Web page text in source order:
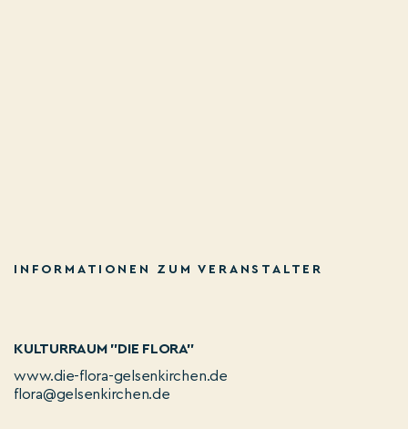
INFORMATIONEN ZUM VERANSTALTER
KULTURRAUM "DIE FLORA"
www.die-flora-gelsenkirchen.de
flora@gelsenkirchen.de